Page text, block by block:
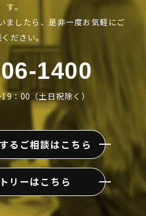
す。
ましたら、是非一度お気軽にご
ださい。
1400
：00（土日祝除く）
るご相談はこちら
リーはこちら